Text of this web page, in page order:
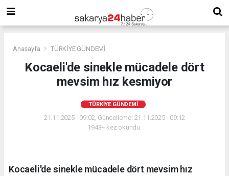
Anasayfa TÜRKİYE GÜNDEMİ
Kocaeli'de sinekle mücadele dört
mevsim hız kesmiyor
TÜRKİYE GÜNDEMİ
21.11.2025 - 09:02, Güncelleme: 21.11.2025 - 09:12
1943+ kez okundu.
Kocaeli'de sinekle mücadele dört mevsim hız